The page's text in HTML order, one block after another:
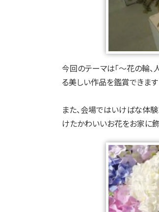
今回のテーマは「〜花の輪
る美しい作品を鑑賞できます
また、会場ではいけばな体
けたかわいいお花をお家に